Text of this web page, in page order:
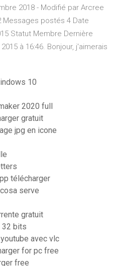
2018 - Modifié par Arcree
Messages postés 4 Date
Statut Membre Dernière
à 16:46. Bonjour, j'aimerais
10
2020 full
gratuit
jpg en icone
télécharger
serve
gratuit
32 bits
avec vlc
for pc free
free